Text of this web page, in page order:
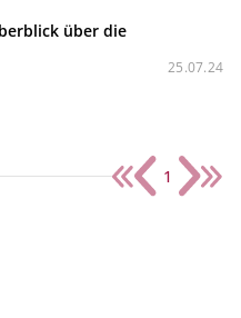
über die
25.07.24
1